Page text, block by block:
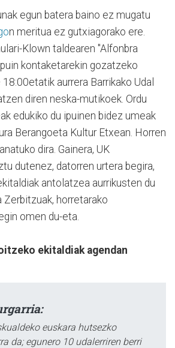
egun batera baino ez mugatu
n meritua ez gutxiagorako ere.
Klown taldearen "Alfonbra
kontaketarekin gozatzeko
aurrera Barrikako Udal
diren neska-mutikoek. Ordu
edukiko du ipuinen bidez umeak
Berangoeta Kultur Etxean. Horren
dira. Gainera, UK
dutenez, datorren urtera begira,
antolatzea aurrikusten du
Zerbitzuak, horretarako
omen du-eta.
ekitaldiak agendan
euskara hutsezko
da; egunero 10 udalerriren berri